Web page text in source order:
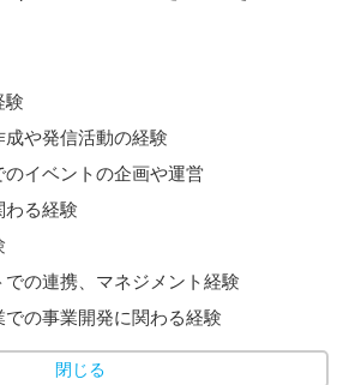
験
や発信活動の経験
イベントの企画や運営
わる経験
の連携、マネジメント経験
の事業開発に関わる経験
閉じる